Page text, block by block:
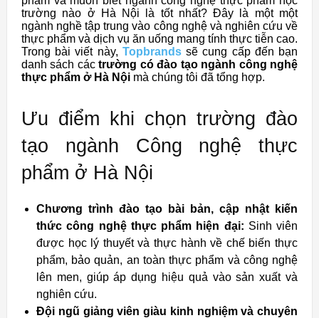
trường nào ở Hà Nội là tốt nhất? Đây là một một
ngành nghề tập trung vào công nghệ và nghiên cứu về
thực phẩm và dịch vụ ăn uống mang tính thực tiễn cao.
Trong bài viết này, Topbrandssẽ cung cấp đến bạn
danh sách cáctrường có đào tạo ngành công nghệ
thực phẩm ở Hà Nội mà chúng tôi đã tổng hợp.
Ưu điểm khi chọn trường đào
tạo ngành Công nghệ thực
phẩm ở Hà Nội
Chương trình đào tạo bài bản, cập nhật kiến
thức công nghệ thực phẩm hiện đại: Sinh viên
được học lý thuyết và thực hành về chế biến thực
phẩm, bảo quản, an toàn thực phẩm và công nghệ
lên men, giúp áp dụng hiệu quả vào sản xuất và
nghiên cứu.
Đội ngũ giảng viên giàu kinh nghiệm và chuyên